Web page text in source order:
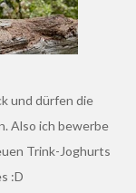
Also ich bewerbe
Trink-Joghurts
:D